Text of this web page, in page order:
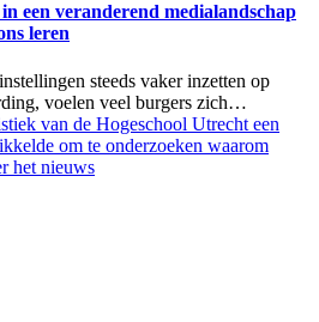
een veranderend medialandschap
leren
steeds vaker inzetten op
voelen veel burgers zich…